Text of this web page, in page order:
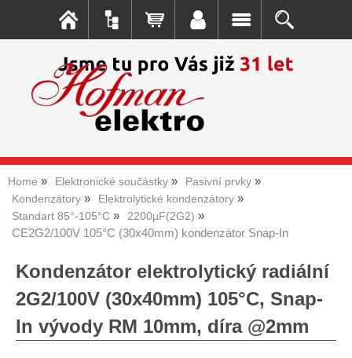
Home Elektronické součástky
Pasivní prvky
Kondenzátory
Elektrolytické kondenzátory
Standart 85°-105°C
2200µF(2G2)
CE2G2/100V 105°C (30x40mm) kondenzátor Snap-In
Kondenzátor elektrolytický radiální
2G2/100V (30x40mm) 105°C, Snap-
In vývody RM 10mm, díra @2mm